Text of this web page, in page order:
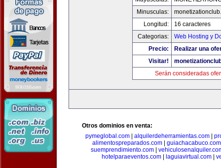
Minusculas:
Longitud:
16 caracteres
Categorias:
Web Hosting y
Precio:
Realizar una
Visitar!
Serán consideradas
Otros dominios en venta:
pymeglobal.com| alquilerdeherramientas.com|
alimentospreparados.com| guiachacabuco.com
suemprendimiento.com|
hotelparaeventos.com
laguiavirtual.com